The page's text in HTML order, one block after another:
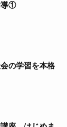
導①
の学習を本格